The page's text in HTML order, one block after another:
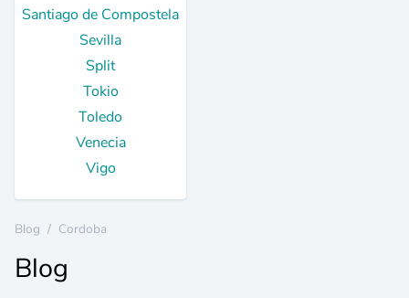
Santiago de Compostela
Sevilla
Split
Tokio
Toledo
Venecia
Vigo
Blog / Cordoba
Blog